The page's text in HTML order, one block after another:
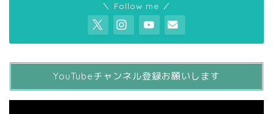
＼ Follow me ／
YouTubeチャンネル登録お願いします